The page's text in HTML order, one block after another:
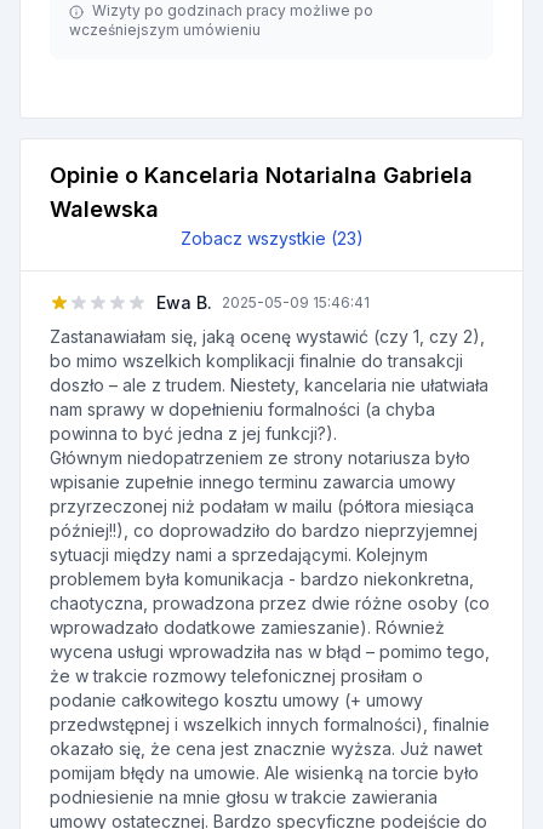
Wizyty po godzinach pracy możliwe po
wcześniejszym umówieniu
Opinie o Kancelaria Notarialna Gabriela
Walewska
Zobacz wszystkie (23)
Ewa B. 2025-05-09 15:46:41
Zastanawiałam się, jaką ocenę wystawić (czy 1, czy 2),
bo mimo wszelkich komplikacji finalnie do transakcji
doszło – ale z trudem. Niestety, kancelaria nie ułatwiała
nam sprawy w dopełnieniu formalności (a chyba
powinna to być jedna z jej funkcji?).
Głównym niedopatrzeniem ze strony notariusza było
wpisanie zupełnie innego terminu zawarcia umowy
przyrzeczonej niż podałam w mailu (półtora miesiąca
później!!), co doprowadziło do bardzo nieprzyjemnej
sytuacji między nami a sprzedającymi. Kolejnym
problemem była komunikacja - bardzo niekonkretna,
chaotyczna, prowadzona przez dwie różne osoby (co
wprowadzało dodatkowe zamieszanie). Również
wycena usługi wprowadziła nas w błąd – pomimo tego,
że w trakcie rozmowy telefonicznej prosiłam o
podanie całkowitego kosztu umowy (+ umowy
przedwstępnej i wszelkich innych formalności), finalnie
okazało się, że cena jest znacznie wyższa. Już nawet
pomijam błędy na umowie. Ale wisienką na torcie było
podniesienie na mnie głosu w trakcie zawierania
umowy ostatecznej. Bardzo specyficzne podejście do